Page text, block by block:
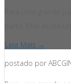
Leia Mais →
postado por